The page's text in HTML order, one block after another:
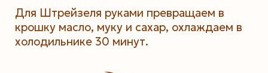
Для Штрейзеля руками превращаем в
крошку масло, муку и сахар, охлаждаем в
холодильнике 30 минут.